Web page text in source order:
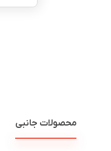
محصولات جانبی